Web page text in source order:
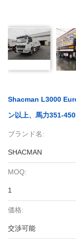
Shacman L3000
ン以上、馬力351-
ブランド名:
SHACMAN
MOQ:
1
価格:
交渉可能